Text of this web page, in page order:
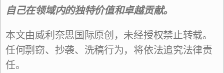
自己在领域内的独特价值和卓越贡献。
本文由威利奈思国际原创，未经授权禁止转载。
任何剽窃、抄袭、洗稿行为，将依法追究法律责
任。